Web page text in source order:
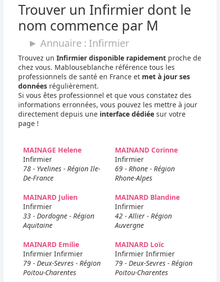
Trouver un Infirmier dont le
nom commence par M
► Annuaire : Infirmier
Trouvez unInfirmier disponible rapidement proche de
chez vous. Mablouseblanche référence tous les
professionnels de santé en France et met à jour ses
données régulièrement.
Si vous êtes professionnel et que vous constatez des
informations erronnées, vous pouvez les mettre à jour
directement depuis une interface dédiée sur votre
page !
MAINAGE Helene
Infirmier
78 - Yvelines - Région Ile-
De-France
MAINAND Corinne
Infirmier
69 - Rhone - Région
Rhone-Alpes
MAINARD Julien
Infirmier
33 - Dordogne - Région
Aquitaine
MAINARD Blandine
Infirmier
42 - Allier - Région
Auvergne
MAINARD Emilie
Infirmier Infirmier
79 - Deux-Sevres - Région
Poitou-Charentes
MAINARD Loïc
Infirmier Infirmier
79 - Deux-Sevres - Région
Poitou-Charentes